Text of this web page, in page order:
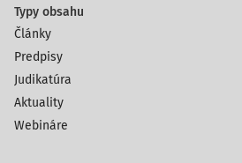
Typy obsahu
Články
Predpisy
Judikatúra
Aktuality
Webináre